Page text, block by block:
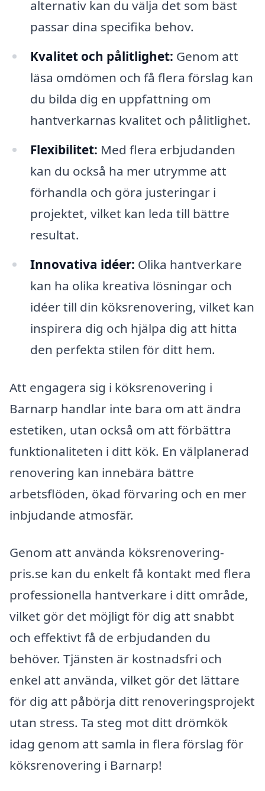
alternativ kan du välja det som bäst
passar dina specifika behov.
Kvalitet och pålitlighet: Genom att
läsa omdömen och få flera förslag kan
du bilda dig en uppfattning om
hantverkarnas kvalitet och pålitlighet.
Flexibilitet: Med flera erbjudanden
kan du också ha mer utrymme att
förhandla och göra justeringar i
projektet, vilket kan leda till bättre
resultat.
Innovativa idéer: Olika hantverkare
kan ha olika kreativa lösningar och
idéer till din köksrenovering, vilket kan
inspirera dig och hjälpa dig att hitta
den perfekta stilen för ditt hem.
Att engagera sig i köksrenovering i
Barnarp handlar inte bara om att ändra
estetiken, utan också om att förbättra
funktionaliteten i ditt kök. En välplanerad
renovering kan innebära bättre
arbetsflöden, ökad förvaring och en mer
inbjudande atmosfär.
Genom att använda köksrenovering-
pris.se kan du enkelt få kontakt med flera
professionella hantverkare i ditt område,
vilket gör det möjligt för dig att snabbt
och effektivt få de erbjudanden du
behöver. Tjänsten är kostnadsfri och
enkel att använda, vilket gör det lättare
för dig att påbörja ditt renoveringsprojekt
utan stress. Ta steg mot ditt drömkök
idag genom att samla in flera förslag för
köksrenovering i Barnarp!